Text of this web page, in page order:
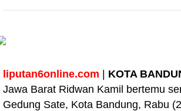
liputan6online.com KOTA
Jawa Barat Ridwan Kamil bertemu
Gedung Sate, Kota Bandung, Rabu